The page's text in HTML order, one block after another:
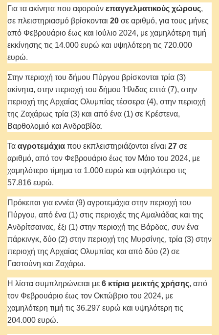
Για τα ακίνητα που αφορούν επαγγελματικούς χώρους,
σε πλειστηριασμό βρίσκονται 20 σε αριθμό, για τους μήνες
από Φεβρουάριο έως και Ιούλιο 2024, με χαμηλότερη τιμή
εκκίνησης τις 14.000 ευρώ και υψηλότερη τις 720.000
ευρώ.
Στην περιοχή του δήμου Πύργου βρίσκονται τρία (3)
ακίνητα, στην περιοχή του δήμου Ήλιδας επτά (7), στην
περιοχή της Αρχαίας Ολυμπίας τέσσερα (4), στην περιοχή
της Ζαχάρως τρία (3) και από ένα (1) σε Κρέστενα,
Βαρθολομιό και Ανδραβίδα.
Τα αγροτεμάχια που εκπλειστηριάζονται είναι 27 σε
αριθμό, από τον Φεβρουάριο έως τον Μάιο του 2024, με
χαμηλότερο τίμημα τα 1.000 ευρώ και υψηλότερο τις
57.816 ευρώ.
Πρόκειται για εννέα (9) αγροτεμάχια στην περιοχή του
Πύργου, από ένα (1) στις περιοχές της Αμαλιάδας και της
Ανδρίτσαινας, έξι (1) στην περιοχή της Βάρδας, συν ένα
πάρκινγκ, δύο (2) στην περιοχή της Μυρσίνης, τρία (3) στην
περιοχή της Αρχαίας Ολυμπίας και από δύο (2) σε
Γαστούνη και Ζαχάρω.
Η λίστα συμπληρώνεται με 6 κτίρια μεικτής χρήσης, από
τον Φεβρουάριο έως τον Οκτώβριο του 2024, με
χαμηλότερη τιμή τις 36.297 ευρώ και υψηλότερη τις
204.000 ευρώ.